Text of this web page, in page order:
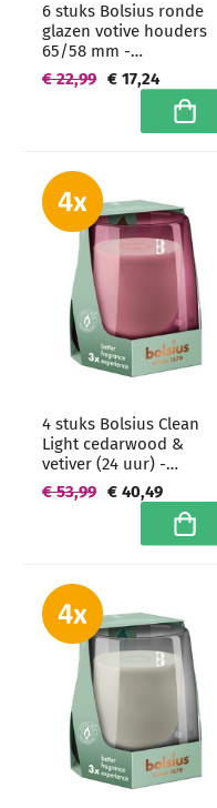
6 stuks Bolsius ronde
glazen votive houders
65/58 mm -
grootverpakking voor
votive kaarsen
€ 17,24
€ 22,99
In
4 stuks Bolsius Clean
Light cedarwood &
vetiver (24 uur) -
grootverpakking
€ 40,49
€ 53,99
In